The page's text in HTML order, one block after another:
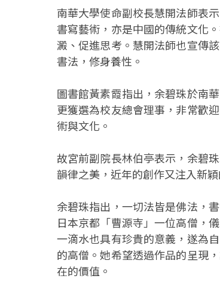
南華大學使命副校長慧開法師表
書寫藝術，亦是中國的傳統文化
澱、促進思考。慧開法師也宣傳
書法，修身養性。
圖書館黃素霞指出，余碧珠於南
更獲選為校友總會理事，非常歡
術與文化。
故宮前副院長林伯亭表示，余碧
韻律之美，近年的創作又注入新
余碧珠指出，一切法皆是佛法，
日本京都「曹源寺」一位高僧，
一滴水也具有珍貴的意義，遂為
的高僧。她希望透過作品的呈現
在的價值。